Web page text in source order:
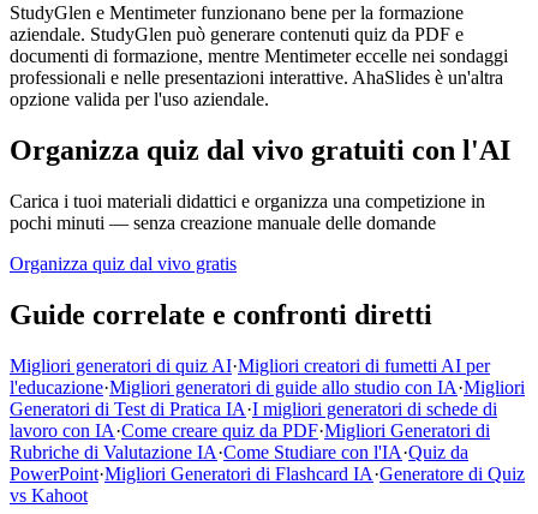
StudyGlen e Mentimeter funzionano bene per la formazione
aziendale. StudyGlen può generare contenuti quiz da PDF e
documenti di formazione, mentre Mentimeter eccelle nei sondaggi
professionali e nelle presentazioni interattive. AhaSlides è un'altra
opzione valida per l'uso aziendale.
Organizza quiz dal vivo gratuiti con l'AI
Carica i tuoi materiali didattici e organizza una competizione in
pochi minuti — senza creazione manuale delle domande
Organizza quiz dal vivo gratis
Guide correlate e confronti diretti
Migliori generatori di quiz AI·Migliori creatori di fumetti AI per
l'educazione·Migliori generatori di guide allo studio con IA·Migliori
Generatori di Test di Pratica IA·I migliori generatori di schede di
lavoro con IA·Come creare quiz da PDF·Migliori Generatori di
Rubriche di Valutazione IA·Come Studiare con l'IA·Quiz da
PowerPoint·Migliori Generatori di Flashcard IA·Generatore di Quiz
vs Kahoot